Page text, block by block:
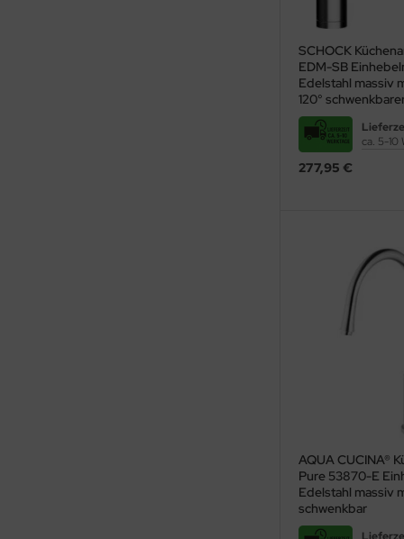
SCHOCK
EDM-SB
Edelstahl massiv
120°
ca. 5-10
277,95 €
AQUA CUCINA®
Pure 53870-E
Edelstahl massiv
schwenkbar